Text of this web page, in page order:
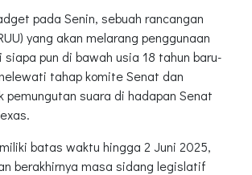
pada Senin, sebuah rancangan
yang akan melarang penggunaan
pun di bawah usia 18 tahun baru-
tahap komite Senat dan
pemungutan suara di hadapan Senat
batas waktu hingga 2 Juni 2025,
berakhirnya masa sidang legislatif